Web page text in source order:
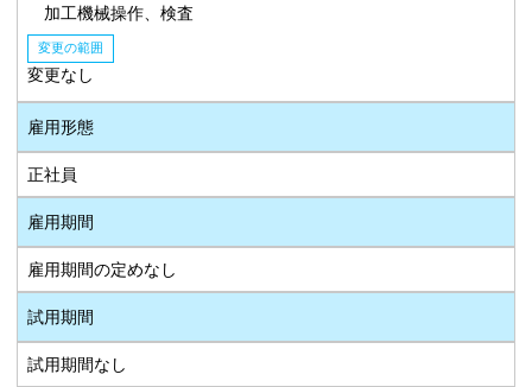
加工機械操作、検査
変更の範囲
変更なし
雇用形態
正社員
雇用期間
雇用期間の定めなし
試用期間
試用期間なし